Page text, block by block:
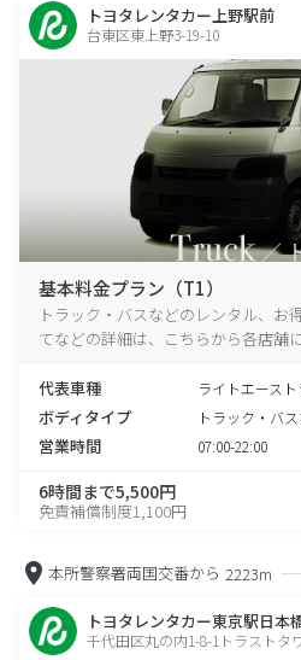
トヨタレンタカー上野駅前
台東区東上野3-19-10
基本料金プラン（T1）
トラック・バスなどのレンタル、お
てなどの詳細は、こちらから各店舗
代表車種 ライトエース
ボディタイプ トラック・バ
営業時間 07:00-22:00
6時間まで5,500円
免責補償制度1,100円
本所警察署両国交番から 2223m
トヨタレンタカー東京駅日本
千代田区丸の内1-8-1トラストタ